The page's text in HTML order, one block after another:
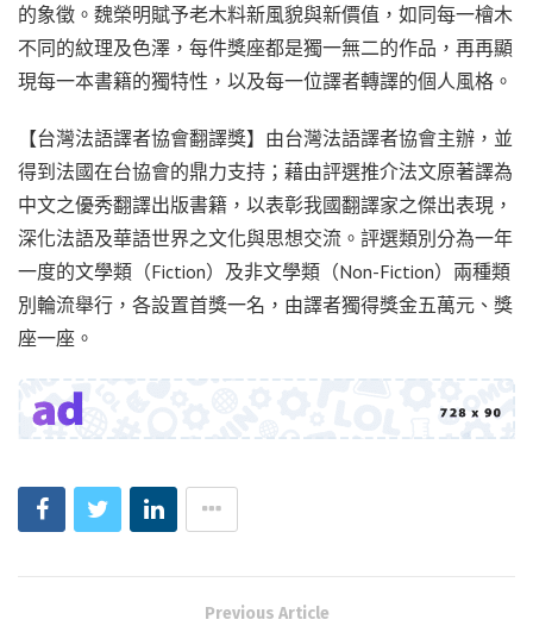
的象徵。魏榮明賦予老木料新風貌與新價值，如同每一檜木
不同的紋理及色澤，每件獎座都是獨一無二的作品，再再顯
現每一本書籍的獨特性，以及每一位譯者轉譯的個人風格。
【台灣法語譯者協會翻譯獎】由台灣法語譯者協會主辦，並
得到法國在台協會的鼎力支持；藉由評選推介法文原著譯為
中文之優秀翻譯出版書籍，以表彰我國翻譯家之傑出表現，
深化法語及華語世界之文化與思想交流。評選類別分為一年
一度的文學類（Fiction）及非文學類（Non-Fiction）兩種類
別輪流舉行，各設置首獎一名，由譯者獨得獎金五萬元、獎
座一座。
Previous Article